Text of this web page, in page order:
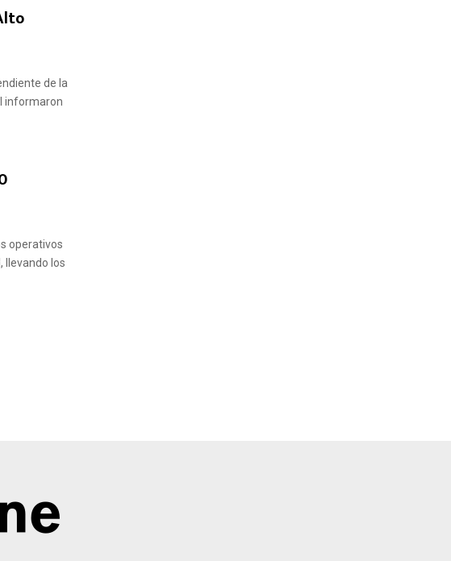
de la
informaron
operativos
llevando los